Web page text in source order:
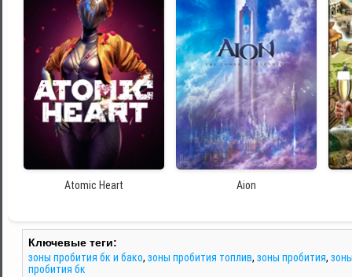
Atomic Heart Aion
Ключевые теги:
зоны пробития бк и бако, зоны пробития топлив, зоны пробития,
пробития бк